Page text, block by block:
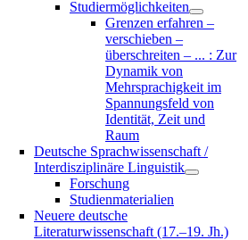
Studiermöglichkeiten
Grenzen erfahren –
verschieben –
überschreiten – ... : Zur
Dynamik von
Mehrsprachigkeit im
Spannungsfeld von
Identität, Zeit und
Raum
Deutsche Sprachwissenschaft /
Interdisziplinäre Linguistik
Forschung
Studienmaterialien
Neuere deutsche
Literaturwissenschaft (17.–19. Jh.)